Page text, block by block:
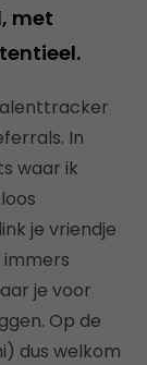
met
In
waar ik
je vriendje
je voor
Op de
dus welkom